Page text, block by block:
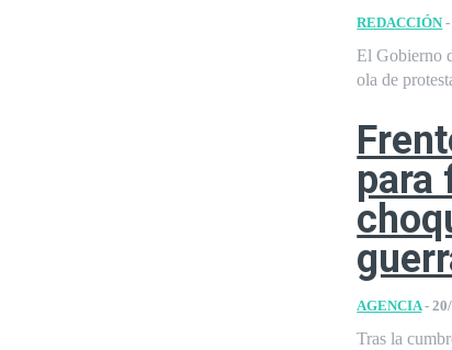
REDACCIÓN -
El Gobierno
ola de
para
AGENCIA -
Tras la